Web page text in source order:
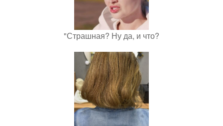
"Страшная? Ну да, и что?